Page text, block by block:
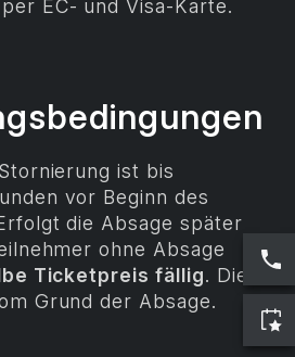
EC- und Visa-Karte.
ist bis
vor Beginn des
die Absage später
ohne Absage
Ticketpreis fällig. Dies
Grund der Absage.